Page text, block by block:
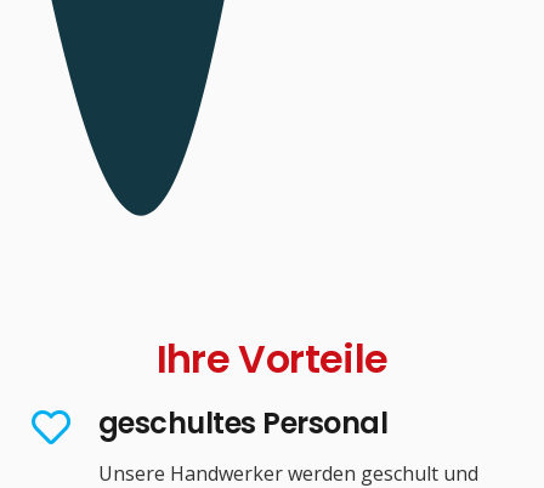
Ihre Vorteile
geschultes Personal
Unsere Handwerker werden geschult und